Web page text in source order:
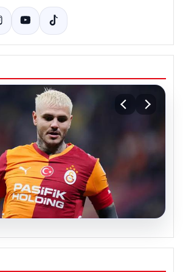
ile Galatasaray arasındaki
bitti!